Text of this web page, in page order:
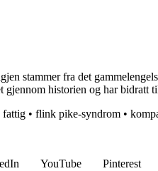
stammer fra det
historien og har bidratt
fattig • flink pike-syndrom •
YouTube Pinterest